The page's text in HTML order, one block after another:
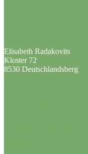
Elisabeth Radakovits
Kloster 72
8530 Deutschlandsberg